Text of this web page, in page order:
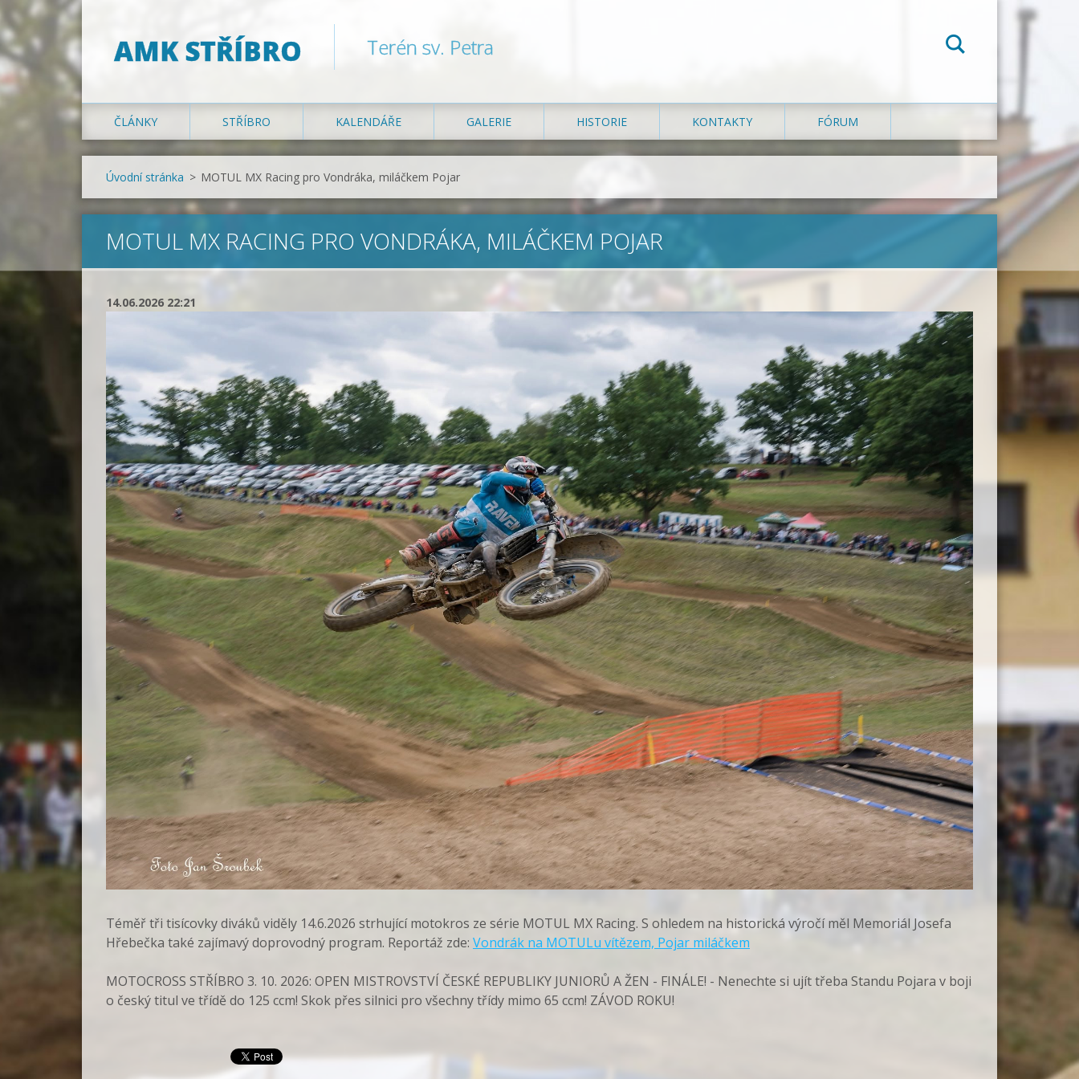
AMK STŘÍBRO Terén sv. Petra
ČLÁNKY STŘÍBRO KALENDÁŘE GALERIE HISTORIE KONTAKTY FÓRUM
Úvodní stránka > MOTUL MX Racing pro Vondráka, miláčkem Pojar
MOTUL MX RACING PRO VONDRÁKA, MILÁČKEM POJAR
14.06.2026 22:21
Téměř tři tisícovky diváků viděly 14.6.2026 strhující motokros ze série MOTUL MX Racing. S ohledem na historická výročí měl Memoriál Josefa
Hřebečka také zajímavý doprovodný program. Reportáž zde: Vondrák na MOTULu vítězem, Pojar miláčkem
MOTOCROSS STŘÍBRO 3. 10. 2026: OPEN MISTROVSTVÍ ČESKÉ REPUBLIKY JUNIORŮ A ŽEN - FINÁLE! - Nenechte si ujít třeba Standu Pojara v boji
o český titul ve třídě do 125 ccm! Skok přes silnici pro všechny třídy mimo 65 ccm! ZÁVOD ROKU!